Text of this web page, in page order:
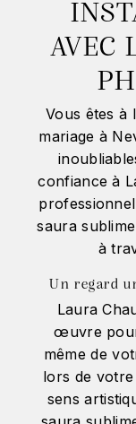
AVEC
Vous êtes à
mariage à
confiance à
saura
à
Un regard
Laura
œuvre
même de
lors de
sens